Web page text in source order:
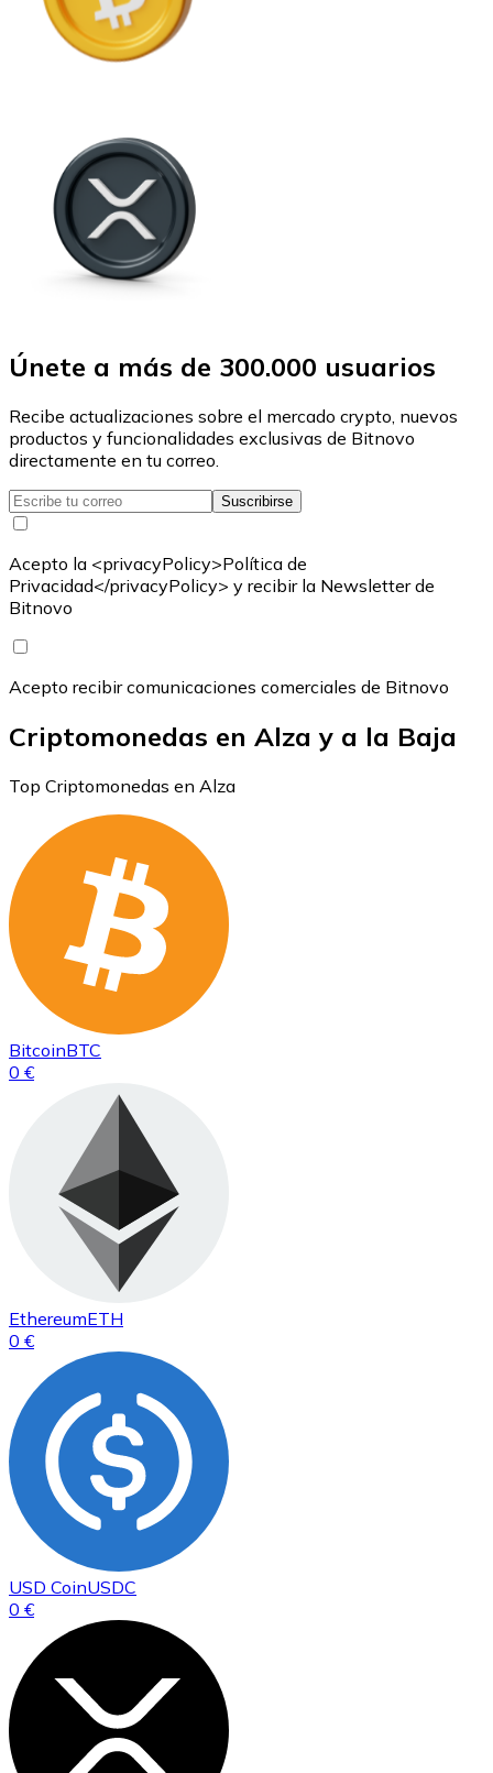
Únete a más de 300.000 usuarios
Recibe actualizaciones sobre el mercado crypto, nuevos
productos y funcionalidades exclusivas de Bitnovo
directamente en tu correo.
Suscribirse
Acepto la <privacyPolicy>Política de
Privacidad</privacyPolicy> y recibir la Newsletter de
Bitnovo
Acepto recibir comunicaciones comerciales de Bitnovo
Criptomonedas en Alza y a la Baja
Top Criptomonedas en Alza
BitcoinBTC
0 €
EthereumETH
0 €
USD CoinUSDC
0 €